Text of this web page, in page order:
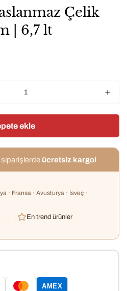
Çelik
| 6,7 lt
ekle
siparişlerde ücretsiz kargo!
· Fransa · Avusturya · İsveç ·
En trend ürünler
AMEX